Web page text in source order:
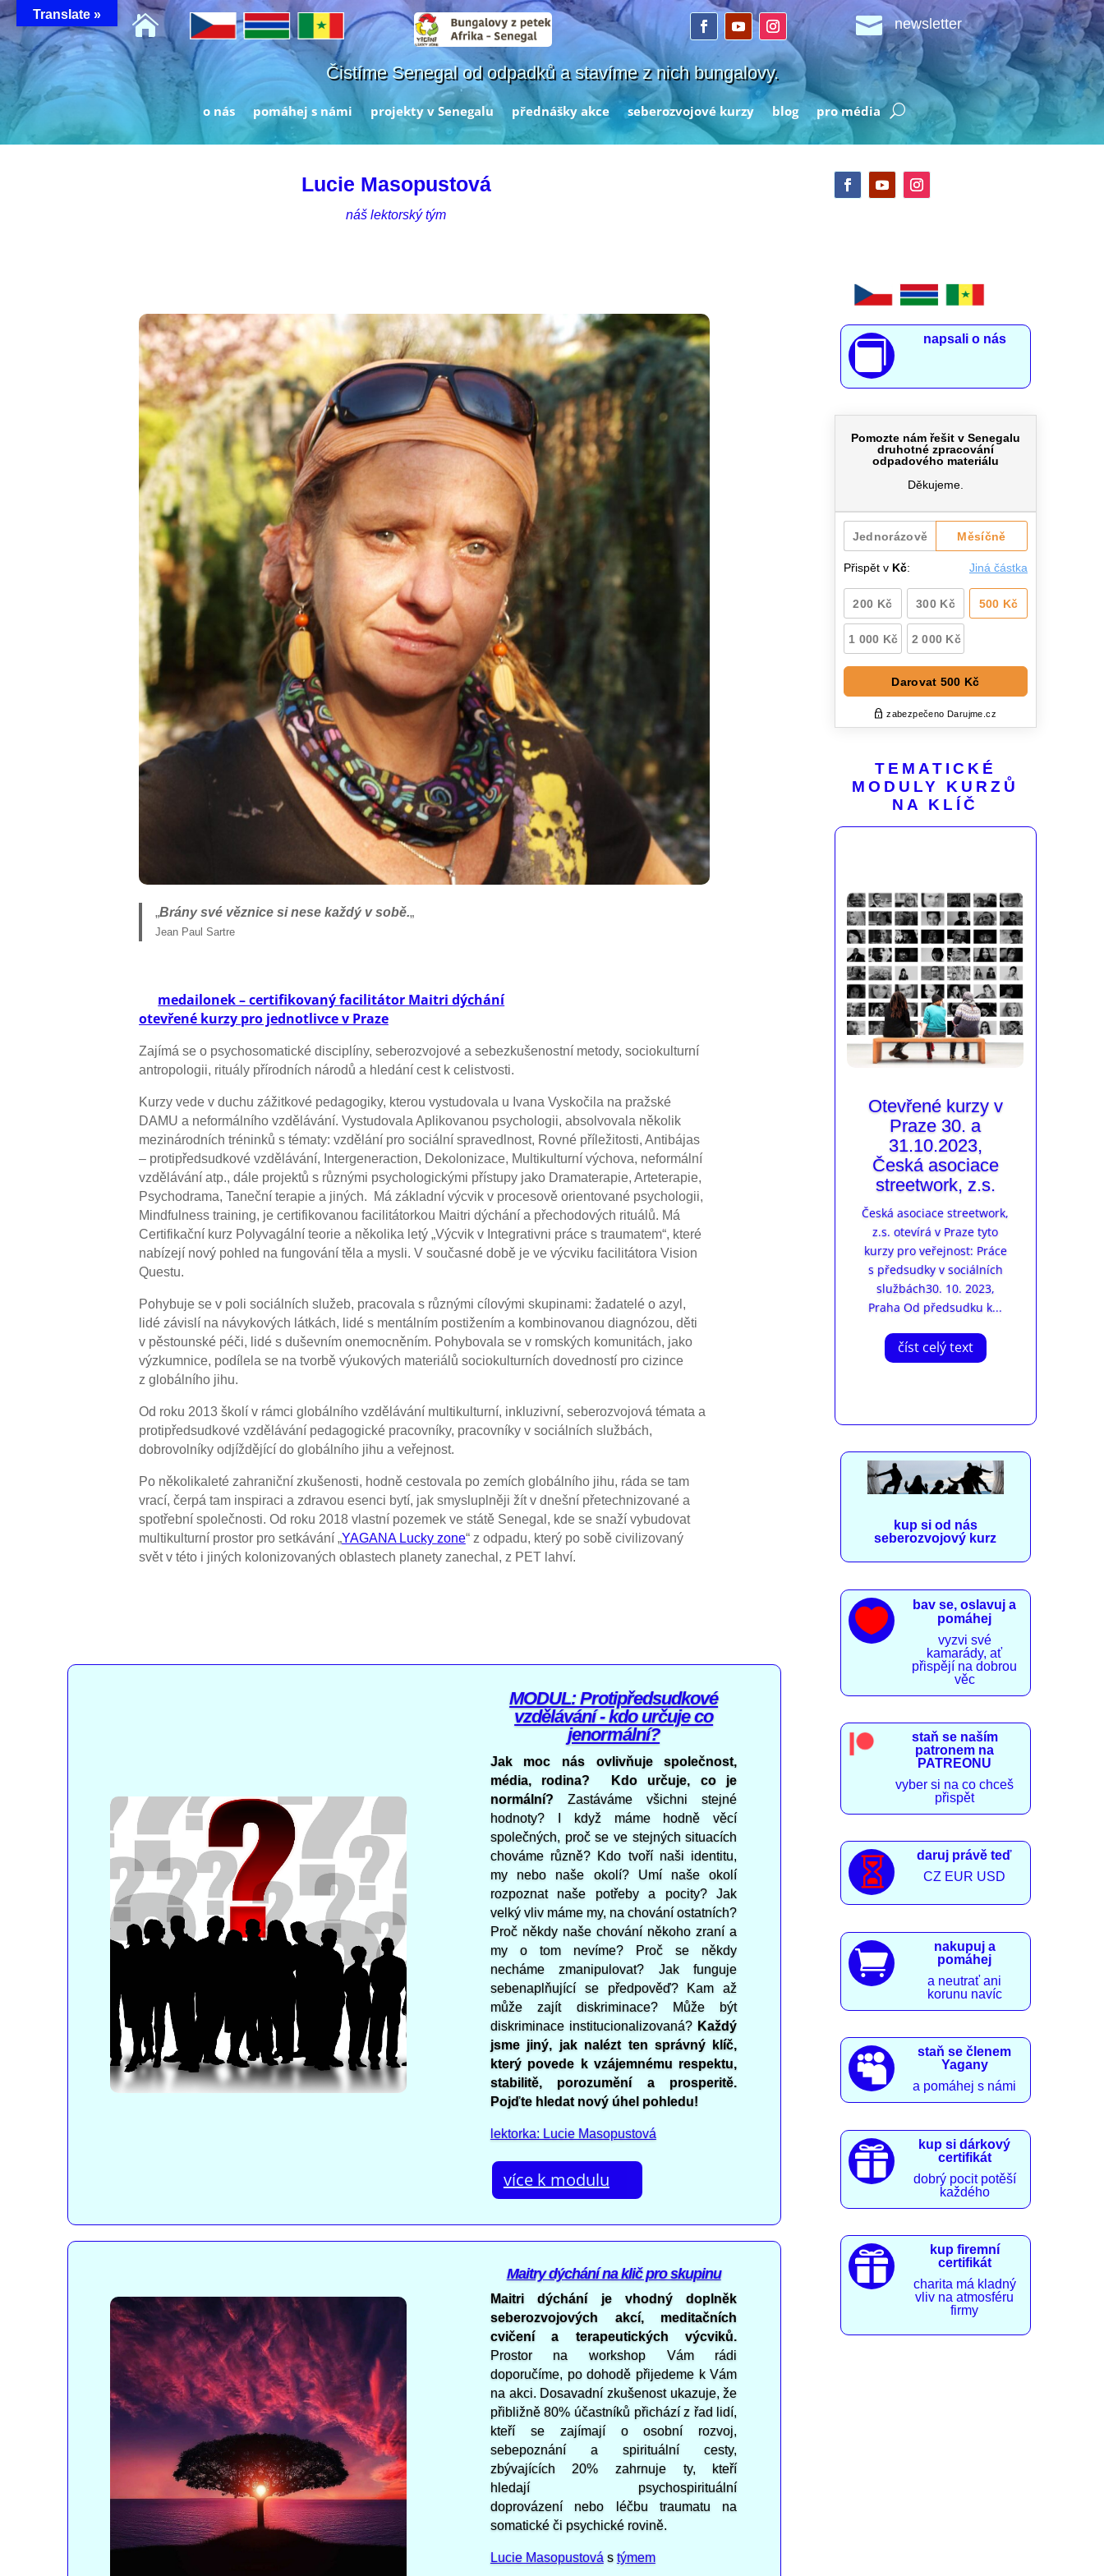
  newsletter
Čistíme Senegal od odpadků a stavíme z nich bungalovy.
o nás pomáhej s námi projekty v Senegalu přednášky akce seberozvojové kurzy blog pro média
Lucie Masopustová
náš lektorský tým
„Brány své věznice si nese každý v sobě.„
Jean Paul Sartre
medailonek – certifikovaný facilitátor Maitri dýchání
otevřené kurzy pro jednotlivce v Praze
Zajímá se o psychosomatické disciplíny, seberozvojové a sebezkušenostní metody, sociokulturní
antropologii, rituály přírodních národů a hledání cest k celistvosti.
Kurzy vede v duchu zážitkové pedagogiky, kterou vystudovala u Ivana Vyskočila na pražské
DAMU a neformálního vzdělávání. Vystudovala Aplikovanou psychologii, absolvovala několik
mezinárodních tréninků s tématy: vzdělání pro sociální spravedlnost, Rovné příležitosti, Antibájas
– protipředsudkové vzdělávání, Intergeneraction, Dekolonizace, Multikulturní výchova, neformální
vzdělávání atp., dále projektů s různými psychologickými přístupy jako Dramaterapie, Arteterapie,
Psychodrama, Taneční terapie a jiných. Má základní výcvik v procesově orientované psychologii,
Mindfulness training, je certifikovanou facilitátorkou Maitri dýchání a přechodových rituálů. Má
Certifikační kurz Polyvagální teorie a několika letý „Výcvik v Integrativni práce s traumatem“, které
nabízejí nový pohled na fungování těla a mysli. V současné době je ve výcviku facilitátora Vision
Questu.
Pohybuje se v poli sociálních služeb, pracovala s různými cílovými skupinami: žadatelé o azyl,
lidé závislí na návykových látkách, lidé s mentálním postižením a kombinovanou diagnózou, děti
v pěstounské péči, lidé s duševním onemocněním. Pohybovala se v romských komunitách, jako
výzkumnice, podílela se na tvorbě výukových materiálů sociokulturních dovedností pro cizince
z globálního jihu.
Od roku 2013 školí v rámci globálního vzdělávání multikulturní, inkluzivní, seberozvojová témata a
protipředsudkové vzdělávání pedagogické pracovníky, pracovníky v sociálních službách,
dobrovolníky odjíždějící do globálního jihu a veřejnost.
Po několikaleté zahraniční zkušenosti, hodně cestovala po zemích globálního jihu, ráda se tam
vrací, čerpá tam inspiraci a zdravou esenci bytí, jak smysluplněji žít v dnešní přetechnizované a
spotřební společnosti. Od roku 2018 vlastní pozemek ve státě Senegal, kde se snaží vybudovat
multikulturní prostor pro setkávání „YAGANA Lucky zone“ z odpadu, který po sobě civilizovaný
svět v této i jiných kolonizovaných oblastech planety zanechal, z PET lahví.
MODUL: Protipředsudkové
vzdělávání - kdo určuje co
jenormální?
Jak moc nás ovlivňuje společnost,
média, rodina? Kdo určuje, co je
normální?Zastáváme všichni stejné
hodnoty? I když máme hodně věcí
společných, proč se ve stejných situacích
chováme různě? Kdo tvoří naši identitu,
my nebo naše okolí? Umí naše okolí
rozpoznat naše potřeby a pocity? Jak
velký vliv máme my, na chování ostatních?
Proč někdy naše chování někoho zraní a
my o tom nevíme? Proč se někdy
necháme zmanipulovat? Jak funguje
sebenaplňující se předpověď? Kam až
může zajít diskriminace? Může být
diskriminace institucionalizovaná? Každý
jsme jiný, jak nalézt ten správný klíč,
který povede k vzájemnému respektu,
stabilitě, porozumění a prosperitě.
Pojďte hledat nový úhel pohledu!
lektorka: Lucie Masopustová
více k modulu
Maitry dýchání na klič pro skupinu
Maitri dýchání je vhodný doplněk
seberozvojových akcí, meditačních
cvičení a terapeutických výcviků.
Prostor na workshop Vám rádi
doporučíme, po dohodě přijedeme k Vám
na akci. Dosavadní zkušenost ukazuje, že
přibližně 80% účastníků přichází z řad lidí,
kteří se zajímají o osobní rozvoj,
sebepoznání a spirituální cesty,
zbývajících 20% zahrnuje ty, kteří
hledají psychospirituální
doprovázení nebo léčbu traumatu na
somatické či psychické rovině.
Lucie Masopustová s týmem
 napsali o nás
TEMATICKÉ
MODULY KURZŮ
NA KLÍČ
Otevřené kurzy v
Praze 30. a
31.10.2023,
Česká asociace
streetwork, z.s.
Česká asociace streetwork,
z.s. otevírá v Praze tyto
kurzy pro veřejnost: Práce
s předsudky v sociálních
službách30. 10. 2023,
Praha Od předsudku k...
číst celý text
kup si od nás
seberozvojový kurz

bav se, oslavuj a
pomáhej
vyzvi své
kamarády, ať
přispějí na dobrou
věc
staň se naším
patronem na
PATREONU
vyber si na co chceš
přispět

daruj právě teď
CZ EUR USD

nakupuj a
pomáhej
a neutrať ani
korunu navíc

staň se členem
Yagany
a pomáhej s námi

kup si dárkový
certifikát
dobrý pocit potěší
každého

kup firemní
certifikát
charita má kladný
vliv na atmosféru
firmy
Translate »